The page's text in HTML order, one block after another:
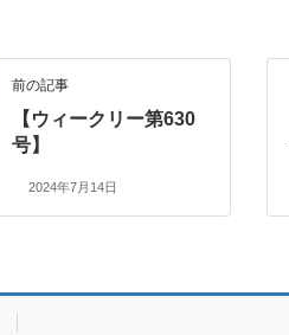
前の記事
【ウィークリー第630
号】
2024年7月14日